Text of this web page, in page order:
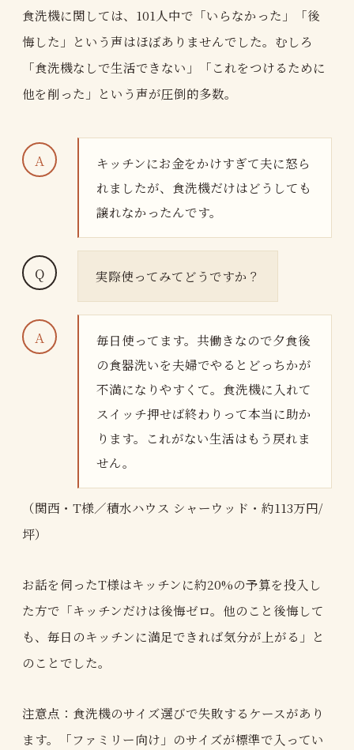
食洗機に関しては、101人中で「いらなかった」「後
悔した」という声はほぼありませんでした。むしろ
「食洗機なしで生活できない」「これをつけるために
他を削った」という声が圧倒的多数。
キッチンにお金をかけすぎて夫に怒ら
れましたが、食洗機だけはどうしても
譲れなかったんです。
実際使ってみてどうですか？
毎日使ってます。共働きなので夕食後
の食器洗いを夫婦でやるとどっちかが
不満になりやすくて。食洗機に入れて
スイッチ押せば終わりって本当に助か
ります。これがない生活はもう戻れま
せん。
（関西・T様／積水ハウス シャーウッド・約113万円/
坪）
お話を伺ったT様はキッチンに約20%の予算を投入し
た方で「キッチンだけは後悔ゼロ。他のこと後悔して
も、毎日のキッチンに満足できれば気分が上がる」と
のことでした。
注意点：食洗機のサイズ選びで失敗するケースがあり
ます。「ファミリー向け」のサイズが標準で入ってい